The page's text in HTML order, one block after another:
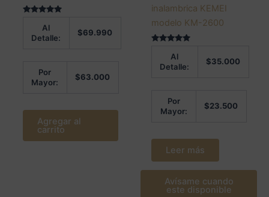
de 5
Al
Detalle:
$69.990
Por
Mayor:
$63.000
Agregar al
carrito
inalambrica KEMEI
modelo KM-2600
de 5
Al
Detalle:
$35.000
Por
Mayor:
$23.500
Leer más
Avísame cuando
este disponible